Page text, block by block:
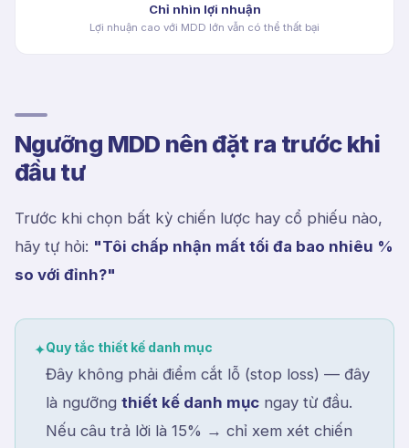
Chỉ nhìn lợi nhuận
Lợi nhuận cao với MDD lớn vẫn có thể thất bại
Ngưỡng MDD nên đặt ra trước khi
đầu tư
Trước khi chọn bất kỳ chiến lược hay cổ phiếu nào,
hãy tự hỏi: "Tôi chấp nhận mất tối đa bao nhiêu %
so với đỉnh?"
✦Quy tắc thiết kế danh mục
Đây không phải điểm cắt lỗ (stop loss) — đây
là ngưỡng thiết kế danh mục ngay từ đầu.
Nếu câu trả lời là 15% → chỉ xem xét chiến